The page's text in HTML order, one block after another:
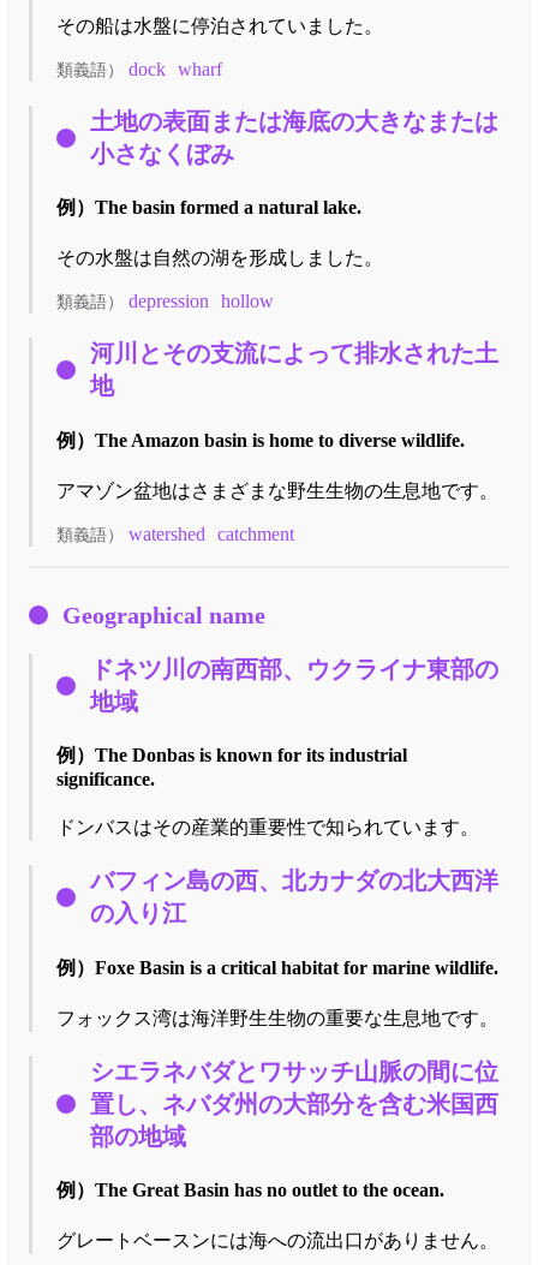
その船は水盤に停泊されていました。
類義語） dock wharf
土地の表面または海底の大きなまたは
小さなくぼみ
例） The basin formed a natural lake.
その水盤は自然の湖を形成しました。
類義語） depression hollow
河川とその支流によって排水された土
地
例） The Amazon basin is home to diverse wildlife.
アマゾン盆地はさまざまな野生生物の生息地です。
類義語） watershed catchment
Geographical name
ドネツ川の南西部、ウクライナ東部の
地域
例） The Donbas is known for its industrial
significance.
ドンバスはその産業的重要性で知られています。
バフィン島の西、北カナダの北大西洋
の入り江
例） Foxe Basin is a critical habitat for marine wildlife.
フォックス湾は海洋野生生物の重要な生息地です。
シエラネバダとワサッチ山脈の間に位
置し、ネバダ州の大部分を含む米国西
部の地域
例） The Great Basin has no outlet to the ocean.
グレートベースンには海への流出口がありません。